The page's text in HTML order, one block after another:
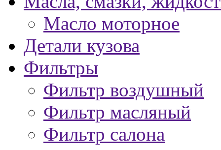
Масло моторное
Детали кузова
Фильтры
Фильтр воздушный
Фильтр масляный
Фильтр салона